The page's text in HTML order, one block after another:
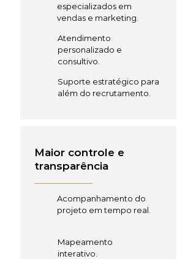
especializados em
vendas e marketing.
Atendimento
personalizado e
consultivo.
Suporte estratégico para
além do recrutamento.
Maior controle e
transparência
Acompanhamento do
projeto em tempo real.
Mapeamento
interativo.